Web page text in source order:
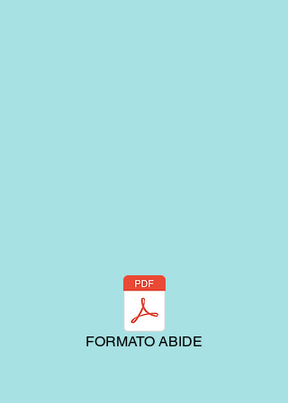
FORMATO ABIDE